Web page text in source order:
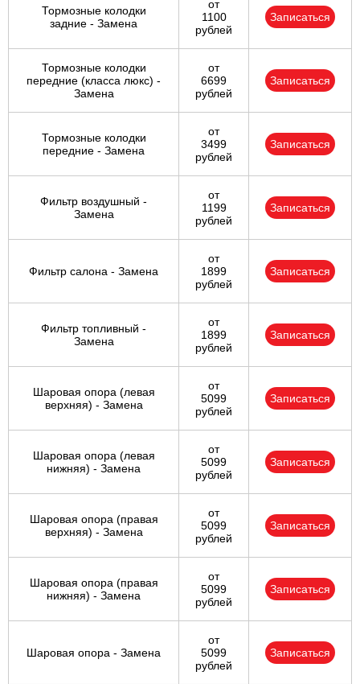
Тормозные колодки
задние - Замена
от
1100
рублей
Записаться
Тормозные колодки
передние (класса люкс) -
Замена
от
6699
рублей
Записаться
Тормозные колодки
передние - Замена
от
3499
рублей
Записаться
Фильтр воздушный -
Замена
от
1199
рублей
Записаться
Фильтр салона - Замена
от
1899
рублей
Записаться
Фильтр топливный -
Замена
от
1899
рублей
Записаться
Шаровая опора (левая
верхняя) - Замена
от
5099
рублей
Записаться
Шаровая опора (левая
нижняя) - Замена
от
5099
рублей
Записаться
Шаровая опора (правая
верхняя) - Замена
от
5099
рублей
Записаться
Шаровая опора (правая
нижняя) - Замена
от
5099
рублей
Записаться
Шаровая опора - Замена
от
5099
рублей
Записаться